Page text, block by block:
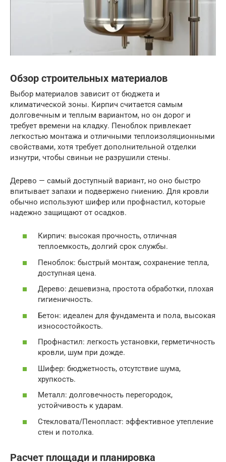
Обзор строительных материалов
Выбор материалов зависит от бюджета и
климатической зоны. Кирпич считается самым
долговечным и теплым вариантом, но он дорог и
требует времени на кладку. Пеноблок привлекает
легкостью монтажа и отличными теплоизоляционными
свойствами, хотя требует дополнительной отделки
изнутри, чтобы свиньи не разрушили стены.
Дерево — самый доступный вариант, но оно быстро
впитывает запахи и подвержено гниению. Для кровли
обычно используют шифер или профнастил, которые
надежно защищают от осадков.
Кирпич: высокая прочность, отличная
теплоемкость, долгий срок службы.
Пеноблок: быстрый монтаж, сохранение тепла,
доступная цена.
Дерево: дешевизна, простота обработки, плохая
гигиеничность.
Бетон: идеален для фундамента и пола, высокая
износостойкость.
Профнастил: легкость установки, герметичность
кровли, шум при дожде.
Шифер: бюджетность, отсутствие шума,
хрупкость.
Металл: долговечность перегородок,
устойчивость к ударам.
Стекловата/Пенопласт: эффективное утепление
стен и потолка.
Расчет площади и планировка